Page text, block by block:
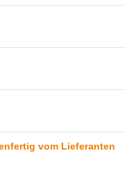
vom Lieferanten